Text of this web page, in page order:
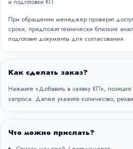
При обращении менеджер проверит
сроки, предложит технически близкие
подготовит документы для согласования.
Как сделать заказ?
Нажмите «Добавить в заявку КП», позиция
запроса. Далее укажите количество,
Что можно прислать?